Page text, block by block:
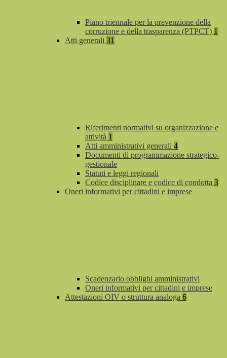
Piano triennale per la prevenzione della
corruzione e della trasparenza (PTPCT) 1
Atti generali 31
Riferimenti normativi su organizzazione e
attività 1
Atti amministrativi generali 4
Documenti di programmazione strategico-
gestionale
Statuti e leggi regionali
Codice disciplinare e codice di condotta 3
Oneri informativi per cittadini e imprese
Scadenzario obblighi amministrativi
Oneri informativi per cittadini e imprese
Attestazioni OIV o struttura analoga 6